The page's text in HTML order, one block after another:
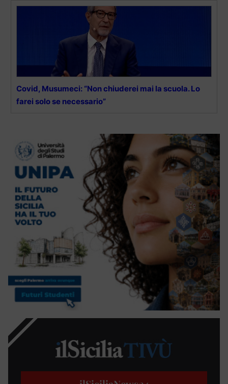
Covid, Musumeci: “Non chiuderei mai la scuola. Lo
farei solo se necessario”